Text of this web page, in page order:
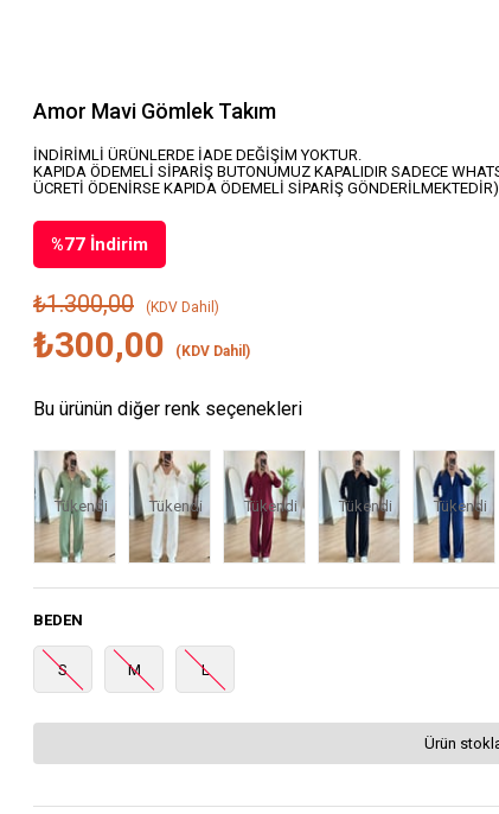
Amor Mavi Gömlek Takım
İNDİRİMLİ ÜRÜNLERDE İADE DEĞİŞİM YOKTUR.
KAPIDA ÖDEMELİ SİPARİŞ BUTONUMUZ KAPALIDIR SADECE
ÜCRETİ ÖDENİRSE KAPIDA ÖDEMELİ SİPARİŞ GÖNDERİLMEKTEDİR)
%77 İndirim
₺1.300,00 (KDV Dahil)
₺300,00 (KDV Dahil)
Bu ürünün diğer renk seçenekleri
Tükendi Tükendi Tükendi Tükendi Tükendi
BEDEN
S M L
Ürün